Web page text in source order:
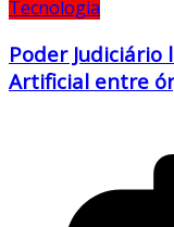
Tecnologia
Poder
Artificial entre